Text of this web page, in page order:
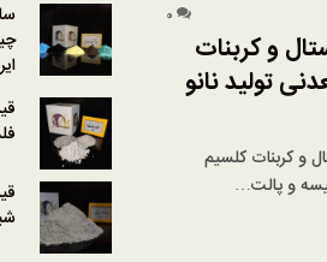
۰
و کربنات
تولید نانو
و کربنات کلسیم